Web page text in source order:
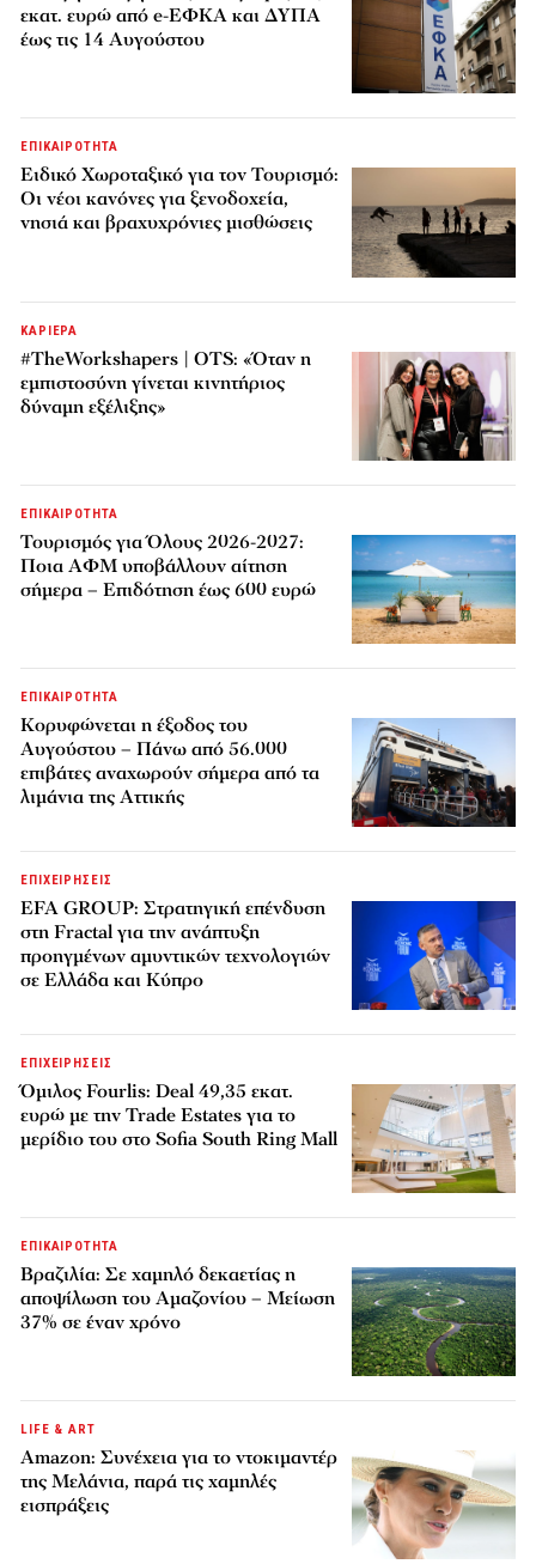
εκατ. ευρώ από e-ΕΦΚΑ και ΔΥΠΑ
έως τις 14 Αυγούστου
ΕΠΙΚΑΙΡΟΤΗΤΑ
Ειδικό Χωροταξικό για τον Τουρισμό:
Οι νέοι κανόνες για ξενοδοχεία,
νησιά και βραχυχρόνιες μισθώσεις
ΚΑΡΙΕΡΑ
#TheWorkshapers | OTS: «Όταν η
εμπιστοσύνη γίνεται κινητήριος
δύναμη εξέλιξης»
ΕΠΙΚΑΙΡΟΤΗΤΑ
Τουρισμός για Όλους 2026-2027:
Ποια ΑΦΜ υποβάλλουν αίτηση
σήμερα – Επιδότηση έως 600 ευρώ
ΕΠΙΚΑΙΡΟΤΗΤΑ
Κορυφώνεται η έξοδος του
Αυγούστου – Πάνω από 56.000
επιβάτες αναχωρούν σήμερα από τα
λιμάνια της Αττικής
ΕΠΙΧΕΙΡΗΣΕΙΣ
EFA GROUP: Στρατηγική επένδυση
στη Fractal για την ανάπτυξη
προηγμένων αμυντικών τεχνολογιών
σε Ελλάδα και Κύπρο
ΕΠΙΧΕΙΡΗΣΕΙΣ
Όμιλος Fourlis: Deal 49,35 εκατ.
ευρώ με την Trade Estates για το
μερίδιο του στο Sofia South Ring Mall
ΕΠΙΚΑΙΡΟΤΗΤΑ
Βραζιλία: Σε χαμηλό δεκαετίας η
αποψίλωση του Αμαζονίου – Μείωση
37% σε έναν χρόνο
LIFE & ART
Amazon: Συνέχεια για το ντοκιμαντέρ
της Μελάνια, παρά τις χαμηλές
εισπράξεις